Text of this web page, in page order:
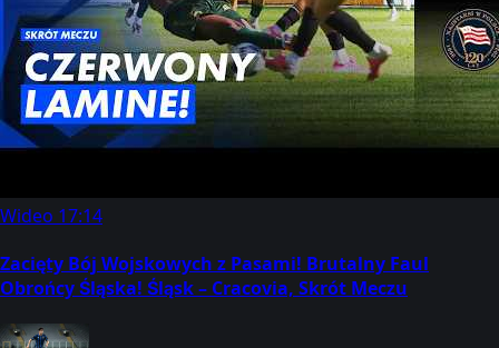
Wideo 17:14
Zacięty Bój Wojskowych z Pasami! Brutalny Faul
Obrońcy Śląska! Śląsk – Cracovia, Skrót Meczu